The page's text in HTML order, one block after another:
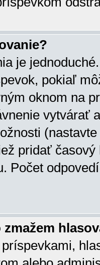
je
pokiaľ
oknom na
vytvárať
pridať
Počet